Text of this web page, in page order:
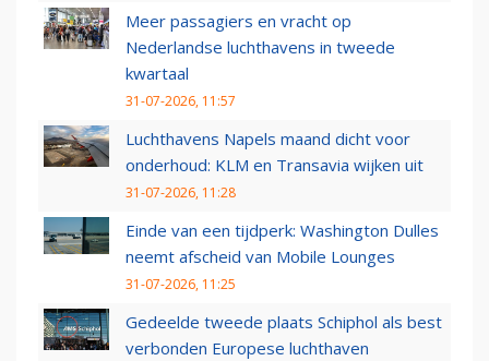
Meer passagiers en vracht op
Nederlandse luchthavens in tweede
kwartaal
31-07-2026, 11:57
Luchthavens Napels maand dicht voor
onderhoud: KLM en Transavia wijken uit
31-07-2026, 11:28
Einde van een tijdperk: Washington Dulles
neemt afscheid van Mobile Lounges
31-07-2026, 11:25
Gedeelde tweede plaats Schiphol als best
verbonden Europese luchthaven